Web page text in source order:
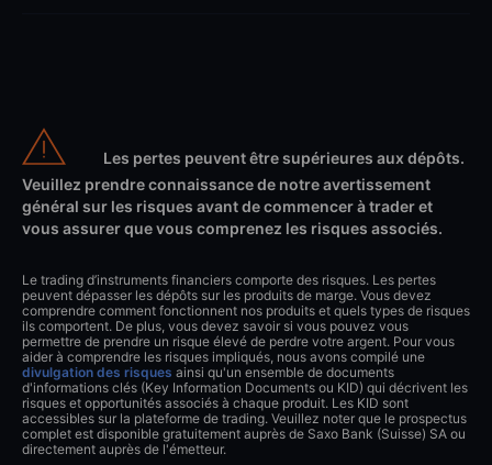
Les pertes peuvent être supérieures aux dépôts.
Veuillez prendre connaissance de notre avertissement
général sur les risques avant de commencer à trader et
vous assurer que vous comprenez les risques associés.
Le trading d’instruments financiers comporte des risques. Les pertes
peuvent dépasser les dépôts sur les produits de marge. Vous devez
comprendre comment fonctionnent nos produits et quels types de risques
ils comportent. De plus, vous devez savoir si vous pouvez vous
permettre de prendre un risque élevé de perdre votre argent. Pour vous
aider à comprendre les risques impliqués, nous avons compilé une
divulgation des risques ainsi qu'un ensemble de documents
d'informations clés (Key Information Documents ou KID) qui décrivent les
risques et opportunités associés à chaque produit. Les KID sont
accessibles sur la plateforme de trading. Veuillez noter que le prospectus
complet est disponible gratuitement auprès de Saxo Bank (Suisse) SA ou
directement auprès de l'émetteur.